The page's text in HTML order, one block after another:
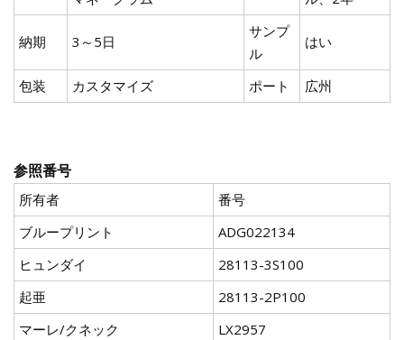
納期 3～5日
サンプ
ル
はい
包装 カスタマイズ ポート 広州
参照番号
所有者
番号
ブループリント
ADG022134
ヒュンダイ
28113-3S100
起亜
28113-2P100
マーレ/クネック
LX2957